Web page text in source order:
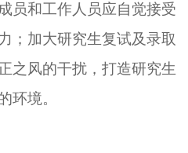
员和工作人员应自觉接受
；加大研究生复试及录取
之风的干扰， 打造研究生
环境。